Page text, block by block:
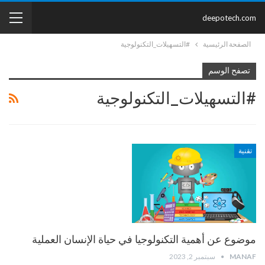
deepotech.com
الصفحة الرئيسية #التسهيلات_التكنولوجية
تصفح الوسم
#التسهيلات_التكنولوجية
تقنية
موضوع عن أهمية التكنولوجيا في حياة الإنسان العملية
MANAF سبتمبر 2, 2023